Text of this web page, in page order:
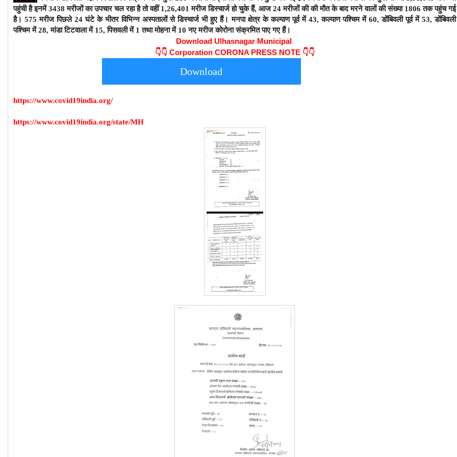
पहुंची है इनमें 3438 मरीजों का उपचार चल रहा है तो वहीं 1,26,401 मरीज डिस्चार्ज हो चुके हैं, आज 24 मरीजों की की मौत के बाद मरने वालों की संख्या 1806 तक पहुंच गई
है। 575 मरीज पिछले 24 घंटे के भीतर विभिन्न अस्पतालों से डिस्चार्ज भी हुए हैं। मनपा क्षेत्र के कल्याण पूर्व में 43, कल्याण पश्चिम में 60, डोंबिवली पूर्व में 53, डोंबिवली
पश्चिम में 28, मांडा टिटवाला में 15, पिसवली में 1 तथा मोहना में 10 नए मरीज कोरोना संक्रमित पाए गए हैं।
Download Ulhasnagar Municipal
👇👇 Corporation CORONA PRESS NOTE 👇👇
Download
https://www.covid19india.org/
https://www.covid19india.org/state/MH